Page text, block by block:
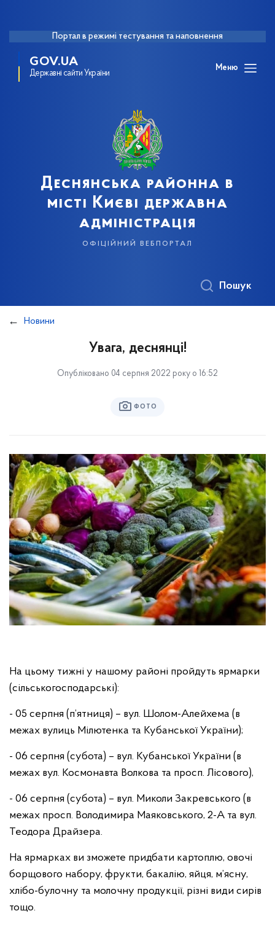
Портал в режимі тестування та наповнення
GOV.UA
Державні сайти України
Меню
Деснянська районна в
місті Києві державна
адміністрація
офіційний вебпортал
Пошук
Новини
Увага, деснянці!
Опубліковано 04 серпня 2022 року о 16:52
ФОТО
На цьому тижні у нашому районі пройдуть ярмарки
(сільськогосподарські):
- 05 серпня (п’ятниця) – вул. Шолом-Алейхема (в
межах вулиць Мілютенка та Кубанської України);
- 06 серпня (субота) – вул. Кубанської України (в
межах вул. Космонавта Волкова та просп. Лісового),
- 06 серпня (субота) – вул. Миколи Закревського (в
межах просп. Володимира Маяковського, 2-А та вул.
Теодора Драйзера.
На ярмарках ви зможете придбати картоплю, овочі
борщового набору, фрукти, бакалію, яйця, м’ясну,
хлібо-булочну та молочну продукції, різні види сирів
тощо.